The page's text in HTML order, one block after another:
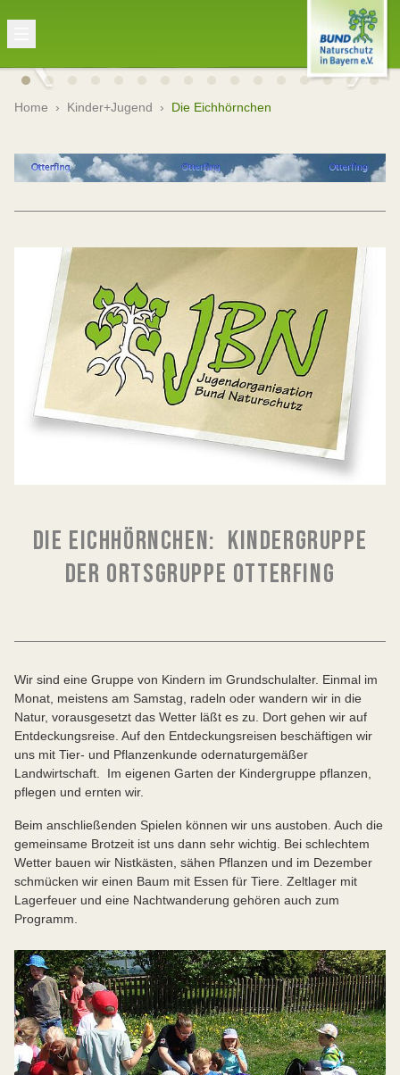
Home › Kinder+Jugend › Die Eichhörnchen
DIE EICHHÖRNCHEN: KINDERGRUPPE
DER ORTSGRUPPE OTTERFING
Wir sind eine Gruppe von Kindern im Grundschulalter. Einmal im
Monat, meistens am Samstag, radeln oder wandern wir in die
Natur, vorausgesetzt das Wetter läßt es zu. Dort gehen wir auf
Entdeckungsreise. Auf den Entdeckungsreisen beschäftigen wir
uns mit Tier- und Pflanzenkunde odernaturgemäßer
Landwirtschaft. Im eigenen Garten der Kindergruppe pflanzen,
pflegen und ernten wir.
Beim anschließenden Spielen können wir uns austoben. Auch die
gemeinsame Brotzeit ist uns dann sehr wichtig. Bei schlechtem
Wetter bauen wir Nistkästen, sähen Pflanzen und im Dezember
schmücken wir einen Baum mit Essen für Tiere. Zeltlager mit
Lagerfeuer und eine Nachtwanderung gehören auch zum
Programm.